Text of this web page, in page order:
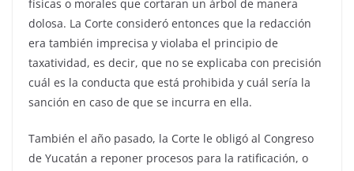
físicas o morales que cortaran un árbol de manera
dolosa. La Corte consideró entonces que la redacción
era también imprecisa y violaba el principio de
taxatividad, es decir, que no se explicaba con precisión
cuál es la conducta que está prohibida y cuál sería la
sanción en caso de que se incurra en ella.
También el año pasado, la Corte le obligó al Congreso
de Yucatán a reponer procesos para la ratificación, o